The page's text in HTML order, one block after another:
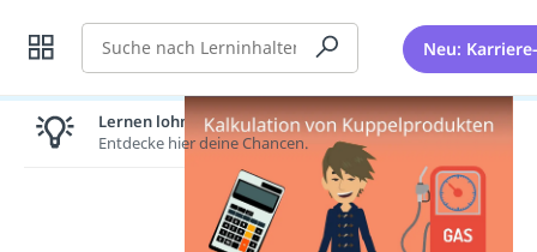
Suche Neu:
Lernen lohnt sich!
Entdecke hier deine Chancen.